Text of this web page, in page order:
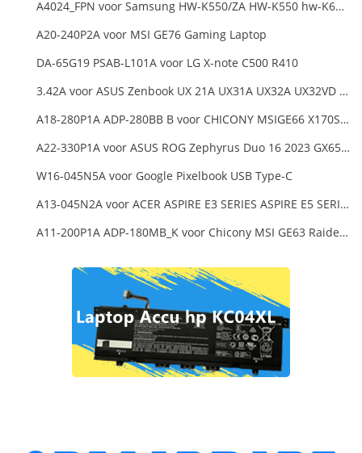
A4024_FPN voor Samsung HW-K550/ZA HW-K550 hw-K650 Soundbar
A20-240P2A voor MSI GE76 Gaming Laptop
DA-65G19 PSAB-L101A voor LG X-note C500 R410
3.42A voor ASUS Zenbook UX 21A UX31A UX32A UX32VD Series Ultrabook Models
A18-280P1A ADP-280BB B voor CHICONY MSIGE66 X170SMG, MSI GE66 GE76
A22-330P1A voor ASUS ROG Zephyrus Duo 16 2023 GX650PY
W16-045N5A voor Google Pixelbook USB Type-C
A13-045N2A voor ACER ASPIRE E3 SERIES ASPIRE E5 SERIES ASPIRE ES1 SERIES
A11-200P1A ADP-180MB_K voor Chicony MSI GE63 Raider RGB 8RE-012US